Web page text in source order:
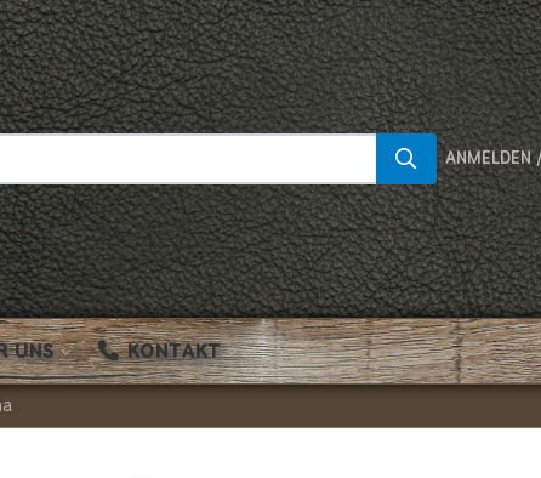
ANMELDEN
UNS KONTAKT